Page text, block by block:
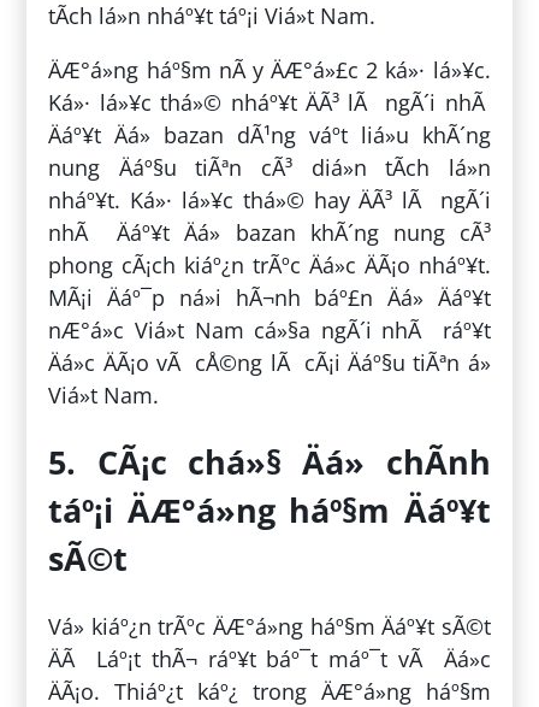
tÃ­ch lá»n nháº¥t táº¡i Viá»t Nam.
ÄÆ°á»ng háº§m nÃ y ÄÆ°á»£c 2 ká»· lá»¥c.
Ká»· lá»¥c thá»© nháº¥t ÄÃ³ lÃ ngÃ´i nhÃ
Äáº¥t Äá» bazan dÃ¹ng váº­t liá»u khÃ´ng
nung Äáº§u tiÃªn cÃ³ diá»n tÃ­ch lá»n
nháº¥t. Ká»· lá»¥c thá»© hay ÄÃ³ lÃ ngÃ´i
nhÃ Äáº¥t Äá» bazan khÃ´ng nung cÃ³
phong cÃ¡ch kiáº¿n trÃºc Äá»c ÄÃ¡o nháº¥t.
MÃ¡i Äáº¯p ná»i hÃ¬nh báº£n Äá» Äáº¥t
nÆ°á»c Viá»t Nam cá»§a ngÃ´i nhÃ ráº¥t
Äá»c ÄÃ¡o vÃ cÅ©ng lÃ cÃ¡i Äáº§u tiÃªn á»
Viá»t Nam.
5. CÃ¡c chá»§ Äá» chÃ­nh
táº¡i ÄÆ°á»ng háº§m Äáº¥t
sÃ©t
Vá» kiáº¿n trÃºc ÄÆ°á»ng háº§m Äáº¥t sÃ©t
ÄÃ Láº¡t thÃ¬ ráº¥t báº¯t máº¯t vÃ Äá»c
ÄÃ¡o. Thiáº¿t káº¿ trong ÄÆ°á»ng háº§m